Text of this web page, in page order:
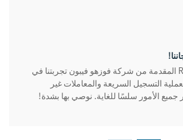
غيَّرت أطواق RFID المقدمة من شركة فوزهو فيبون تجربتنا في
التسجيل السريعة والمعاملات غير
جميع الأمور سلسًا للغاية. نوصي بها بشدة!